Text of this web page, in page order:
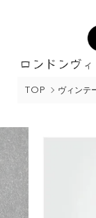
TOP ヴィンテ